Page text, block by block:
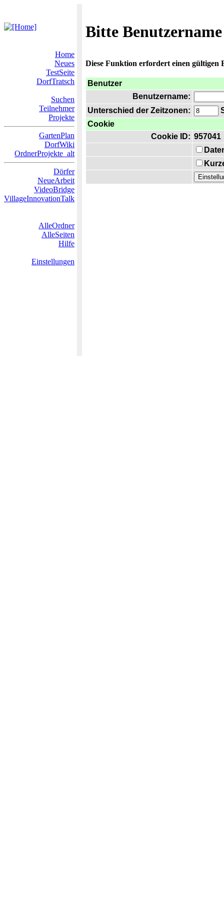
Bitte
Home
Neues
TestSeite
DorfTratsch
Suchen
Teilnehmer
Projekte
GartenPlan
DorfWiki
OrdnerProjekte_alt
Dörfer
NeueArbeit
VideoBridge
VillageInnovationTalk
AlleOrdner
AlleSeiten
Hilfe
Einstellungen
Diese Funktion erfordert einen gültigen
Benutzer
Benutzername:
Unterschied der Zeitzonen:
Cookie
Cookie ID: 957041